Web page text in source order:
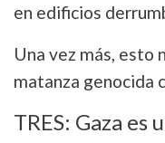
en edificios
Una vez más, esto
matanza genocida
TRES: Gaza